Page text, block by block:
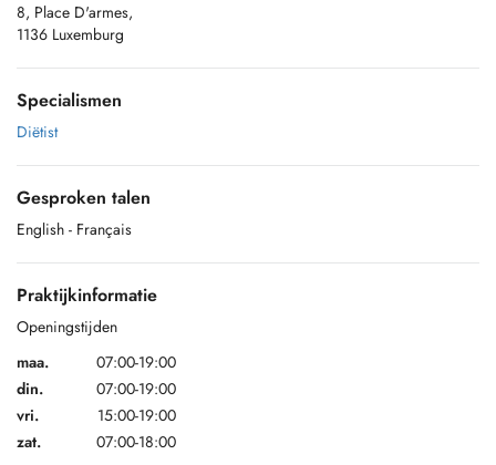
8, Place D'armes,
1136 Luxemburg
Specialismen
Diëtist
Gesproken talen
English - Français
Praktijkinformatie
Openingstijden
maa.
07:00-19:00
din.
07:00-19:00
vri.
15:00-19:00
zat.
07:00-18:00